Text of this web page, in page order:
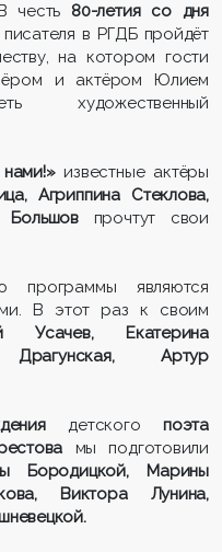
честь 80-летия со дня
писателя в РГДБ пройдёт
на котором гости
и актёром Юлием
художественный
известные актёры
Агриппина Стеклова,
прочтут свои
программы являются
В этот раз к своим
Усачев, Екатерина
Артур
детскогопоэта
мы подготовили
Бородицкой, Марины
Виктора Лунина,